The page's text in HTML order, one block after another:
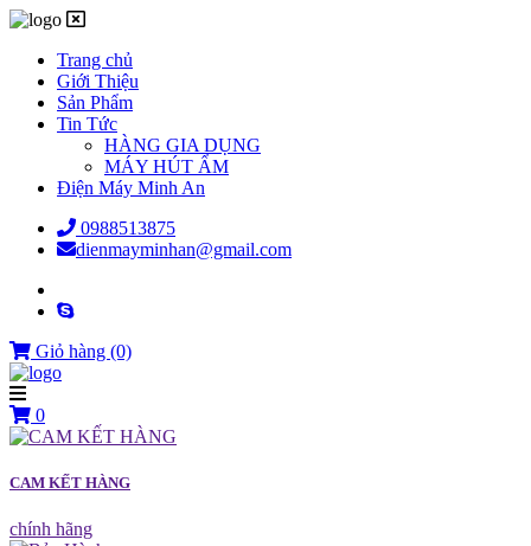
Trang chủ
Giới Thiệu
Sản Phẩm
Tin Tức
HÀNG GIA DỤNG
MÁY HÚT ẨM
Điện Máy Minh An
0988513875
dienmayminhan@gmail.com
Giỏ hàng (0)
0
CAM KẾT HÀNG
chính hãng